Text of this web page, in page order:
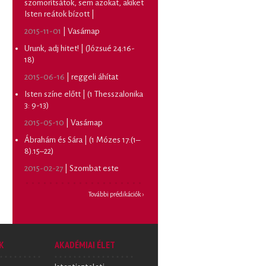
szomorítsátok, sem azokat, akiket
Isten reátok bízott |
2015-11-01
Vasárnap
Urunk, adj hitet! | (Józsué 24:16-
18)
2015-06-16
reggeli áhítat
Isten színe előtt | (1 Thesszalonika
3: 9-13)
2015-05-10
Vasárnap
Ábrahám és Sára | (1 Mózes 17:(1–
8).15–22)
2015-02-27
Szombat este
További prédikációk ›
AKADÉMIAI ÉLET